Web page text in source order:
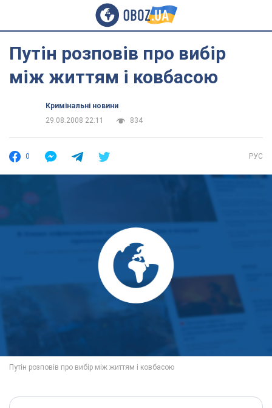
Путін розповів про вибір
між життям і ковбасою
Кримінальні новини
29.08.2008 22:11
834
0 РУС